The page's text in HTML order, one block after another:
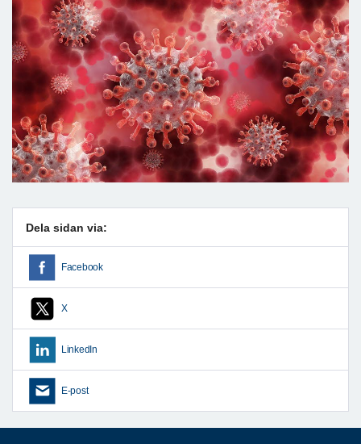
Dela sidan via:
Facebook
X
LinkedIn
E-post